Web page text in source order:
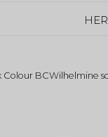
Colour BCWilhelmine